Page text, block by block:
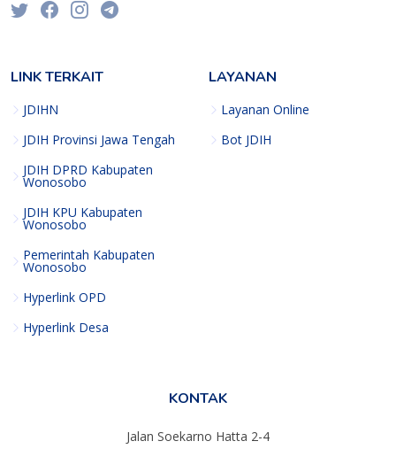
LINK TERKAIT
JDIHN
JDIH Provinsi Jawa Tengah
JDIH DPRD Kabupaten
Wonosobo
JDIH KPU Kabupaten
Wonosobo
Pemerintah Kabupaten
Wonosobo
Hyperlink OPD
Hyperlink Desa
LAYANAN
Layanan Online
Bot JDIH
KONTAK
Jalan Soekarno Hatta 2-4